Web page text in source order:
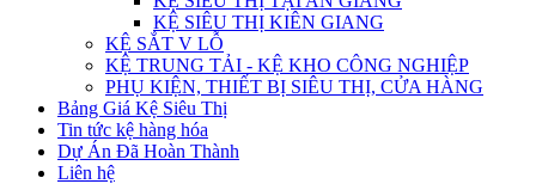
KỆ SIÊU THỊ KIÊN GIANG
KỆ SẮT V LỖ
KỆ TRUNG TẢI - KỆ KHO CÔNG NGHIỆP
PHỤ KIỆN, THIẾT BỊ SIÊU THỊ, CỬA HÀNG
Bảng Giá Kệ Siêu Thị
Tin tức kệ hàng hóa
Dự Án Đã Hoàn Thành
Liên hệ